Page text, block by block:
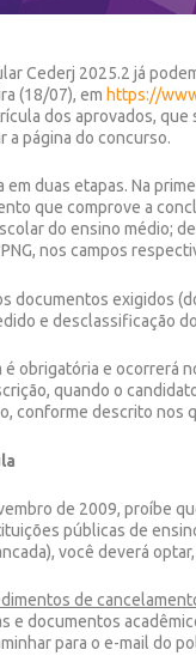
Cederj 2025.2 já
(18/07), em https://
dos aprovados,
a página do concurso.
em duas etapas. Na
que comprove a
do ensino médio;
nos campos
documentos exigidos
e desclassificação
obrigatória e ocorrerá
quando o
conforme descrito nos
de 2009, proíbe
públicas de
você deverá
de
e documentos
para o e-mail do